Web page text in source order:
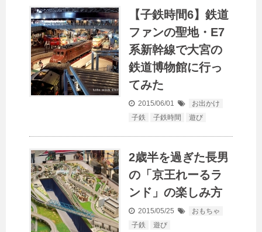
【子鉄時間6】鉄道
ファンの聖地・E7
系新幹線で大宮の
鉄道博物館に行っ
てみた
2015/06/01
お出かけ
子鉄
子鉄時間 遊び
2歳半を過ぎた長男
の「京王れーるラ
ンド」の楽しみ方
2015/05/25
おもちゃ
子鉄
遊び